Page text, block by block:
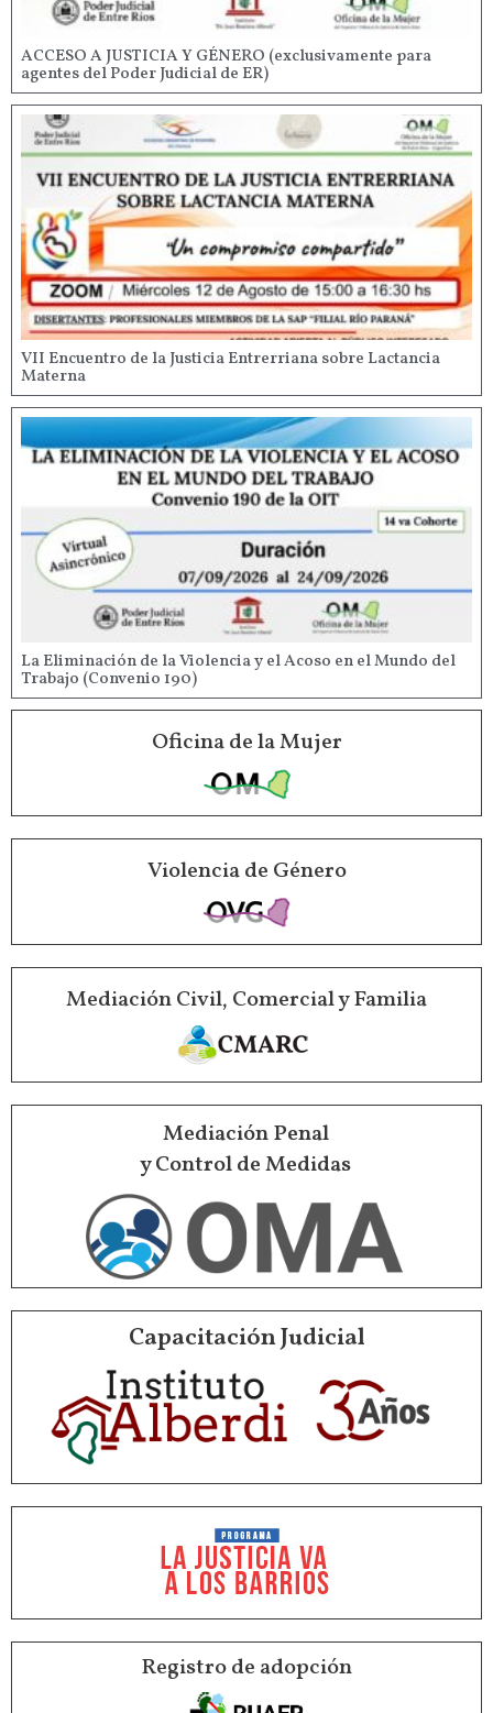
ACCESO A JUSTICIA Y GÉNERO (exclusivamente para
agentes del Poder Judicial de ER)
VII Encuentro de la Justicia Entrerriana sobre Lactancia
Materna
La Eliminación de la Violencia y el Acoso en el Mundo del
Trabajo (Convenio 190)
Oficina de la Mujer
Violencia de Género
Mediación Civil, Comercial y Familia
Mediación Penal
y Control de Medidas
Capacitación Judicial
Registro de adopción